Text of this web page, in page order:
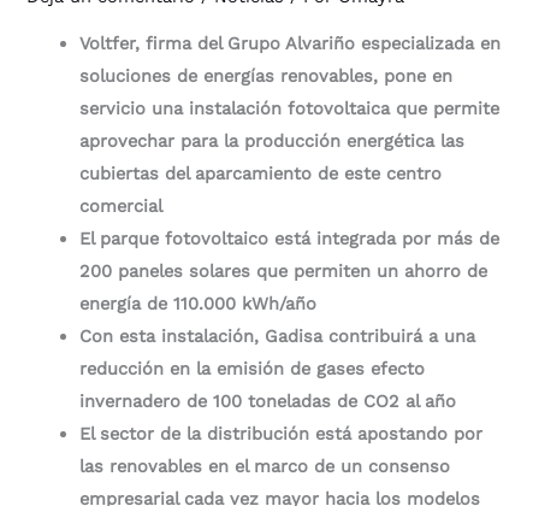
Voltfer, firma del Grupo Alvariño especializada en
soluciones de energías renovables, pone en
servicio una instalación fotovoltaica que permite
aprovechar para la producción energética las
cubiertas del aparcamiento de este centro
comercial
El parque fotovoltaico está integrada por más de
200 paneles solares que permiten un ahorro de
energía de 110.000 kWh/año
Con esta instalación, Gadisa contribuirá a una
reducción en la emisión de gases efecto
invernadero de 100 toneladas de CO2 al año
El sector de la distribución está apostando por
las renovables en el marco de un consenso
empresarial cada vez mayor hacia los modelos